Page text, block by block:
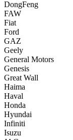
DongFeng
FAW
Fiat
Ford
GAZ
Geely
General Motors
Genesis
Great Wall
Haima
Haval
Honda
Hyundai
Infiniti
Isuzu